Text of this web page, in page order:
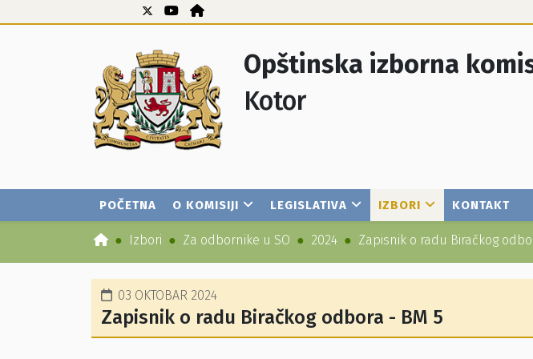
Opštinska izborna
Kotor
POČETNA O KOMISIJI LEGISLATIVA IZBORI KONTAKT
Izbori Za odbornike u SO 2024 Zapisnik o radu Biračkog
03 OKTOBAR 2024
Zapisnik o radu Biračkog odbora - BM 5